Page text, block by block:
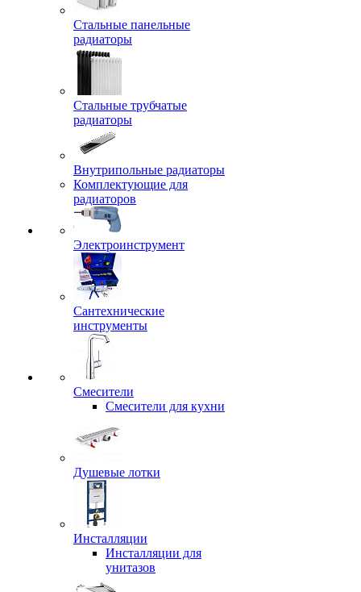
Стальные панельные
радиаторы
Стальные трубчатые
радиаторы
Внутрипольные радиаторы
Комплектующие для
радиаторов
Электроинструмент
Сантехнические
инструменты
Смесители
Смесители для кухни
Душевые лотки
Инсталляции
Инсталляции для
унитазов